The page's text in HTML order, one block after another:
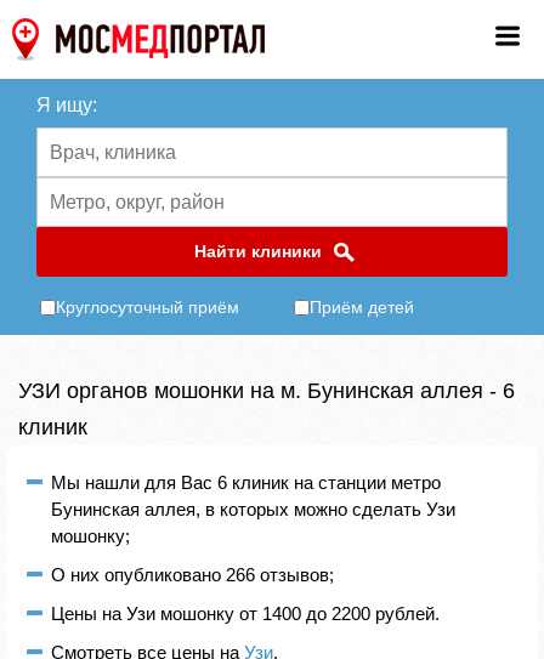
Я ищу:
Найти клиники
Круглосуточный приём Приём детей
УЗИ органов мошонки на м. Бунинская аллея - 6
клиник
Мы нашли для Вас 6 клиник на станции метро
Бунинская аллея, в которых можно сделать Узи
мошонку;
О них опубликовано 266 отзывов;
Цены на Узи мошонку от 1400 до 2200 рублей.
Смотреть все цены на Узи.